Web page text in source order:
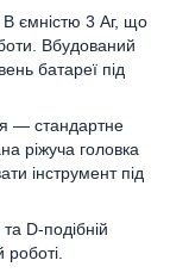
В ємністю 3 Аг, що
Вбудований
батареї під
— стандартне
ріжуча головка
інструмент під
D-подібній